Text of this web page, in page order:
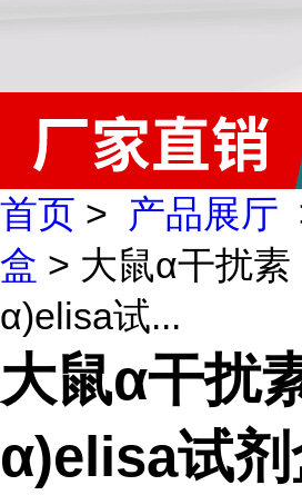
首页 > 产品展厅
盒 > 大鼠α干扰素
α)elisa试...
大鼠α干扰
α)elisa试